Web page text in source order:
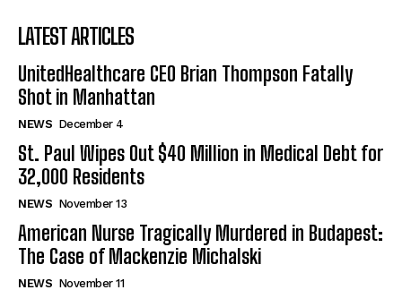
LATEST ARTICLES
UnitedHealthcare CEO Brian Thompson Fatally
Shot in Manhattan
NEWS December 4
St. Paul Wipes Out $40 Million in Medical Debt for
32,000 Residents
NEWS November 13
American Nurse Tragically Murdered in Budapest:
The Case of Mackenzie Michalski
NEWS November 11